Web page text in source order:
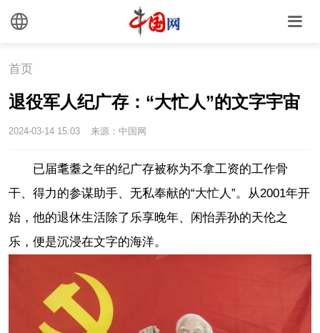
首页
退役军人纪广存：“大忙人”的文字宇宙
2024-03-14 15:03 来源：中国网
已届耄耋之年的纪广存被称为不拿工资的工作骨
干、得力的参谋助手、无私奉献的“大忙人”。从2001年开
始，他的退休生活除了乐享晚年、闲怡弄孙的天伦之
乐，便是沉浸在文字的海洋。